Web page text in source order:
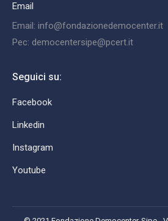
Email
Email: info@fondazionedemocenter.it
Pec: democentersipe@pcert.it
Seguici su:
Facebook
Linkedin
Instagram
Youtube